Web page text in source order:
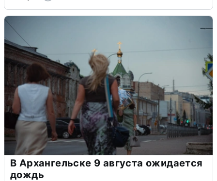
В Архангельске 9 августа ожидается
дождь